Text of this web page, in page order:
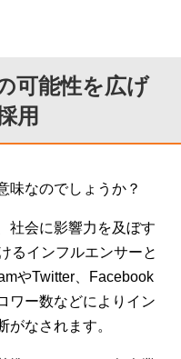
可能性を広げ
用
味なのでしょうか？
社会に影響力を及ぼす
るインフルエンサーと
やTwitter、Facebook
ワー数などによりイン
がなされます。